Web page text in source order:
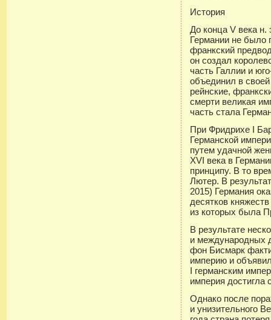
История
До конца V века н.
Германии не было
франкский
он создал
часть Галлии и
объединил в
рейнские,
смерти великая
часть стала
При Фридрихе I
Германской
путем удачной
XVI века в
принципу. В то
Лютер. В
2015) Германия
десятков
из которых была
В результате
и международных
фон Бисмарк
империю и
I германским
империя достигла
Однако после
и унизительного